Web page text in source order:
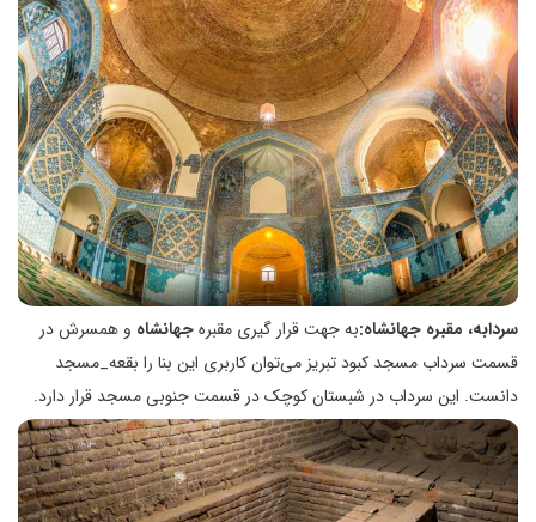
سردابه، مقبره جهانشاه:به جهت قرار گیری مقبره‌جهانشاه و همسرش در
قسمت سرداب مسجد کبود تبریز می‌توان کاربری این بنا را بقعه­_مسجد
دانست. این سرداب در شبستان کوچک در قسمت جنوبی مسجد قرار دارد.